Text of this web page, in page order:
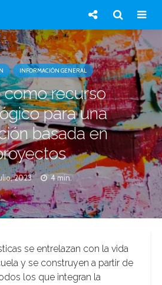
INFORMACIÓN GENERAL
como recurso
para una
basada en
2023 4 min.
se entrelazan con la vida
y se construyen a partir de
los que integran la